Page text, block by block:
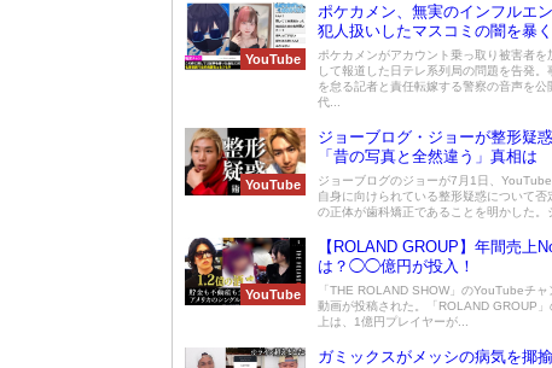
YouTube
ポケカメン、無実のインフルエ
犯人扱いしたマスコミの闇を暴く
ポケカメンがアカウント乗っ取り被害者を
して報道した日テレ系列局の問題を告発。
を怠る記者と責任転嫁する警察の音声を公
代...
YouTube
ジョーブログ・ジョーが整形疑
「昔の写真と全然違う」真相は
ジョーブログのジョーが7月1日、YouTube
自身に向けられている整形疑惑について否
の正体が歯科矯正であることを明かした。
YouTube
【ROLAND GROUP】年間売上
は？◯◯億円が投入！
「THE ROLAND SHOW」のYouTubeチャ
動画が投稿された。「ROLAND GROUP
上は、1億円プレイヤーが...
ガミックスがメッシの病気を揶